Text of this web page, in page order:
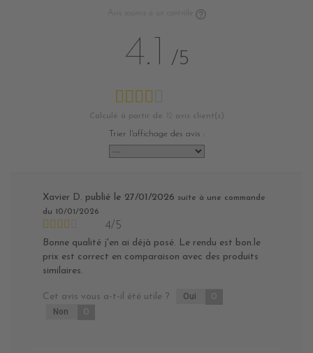
Avis soumis à un contrôle
4.1 /5
Calculé à partir de 12 avis client(s)
Trier l'affichage des avis :
Xavier D. publié le 27/01/2026 suite à une commande
du 10/01/2026
4/5
Bonne qualité j'en ai déjà posé. Le rendu est bon.le
prix est correct en comparaison avec des produits
similaires.
Cet avis vous a-t-il été utile ? Oui 0
Non 0